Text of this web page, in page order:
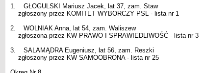
1. GŁOGULSKI Mariusz Jacek, lat 37, zam. Staw
zgłoszony przez KOMITET WYBORCZY PSL - lista nr 1
2. WOLNIAK Anna, lat 54, zam. Waliszew
zgłoszona przez KW PRAWO I SPRAWIEDLIWOŚĆ - lista nr 3
3. SALAMĄDRA Eugeniusz, lat 56, zam. Reszki
zgłoszony przez KW SAMOOBRONA - lista nr 25